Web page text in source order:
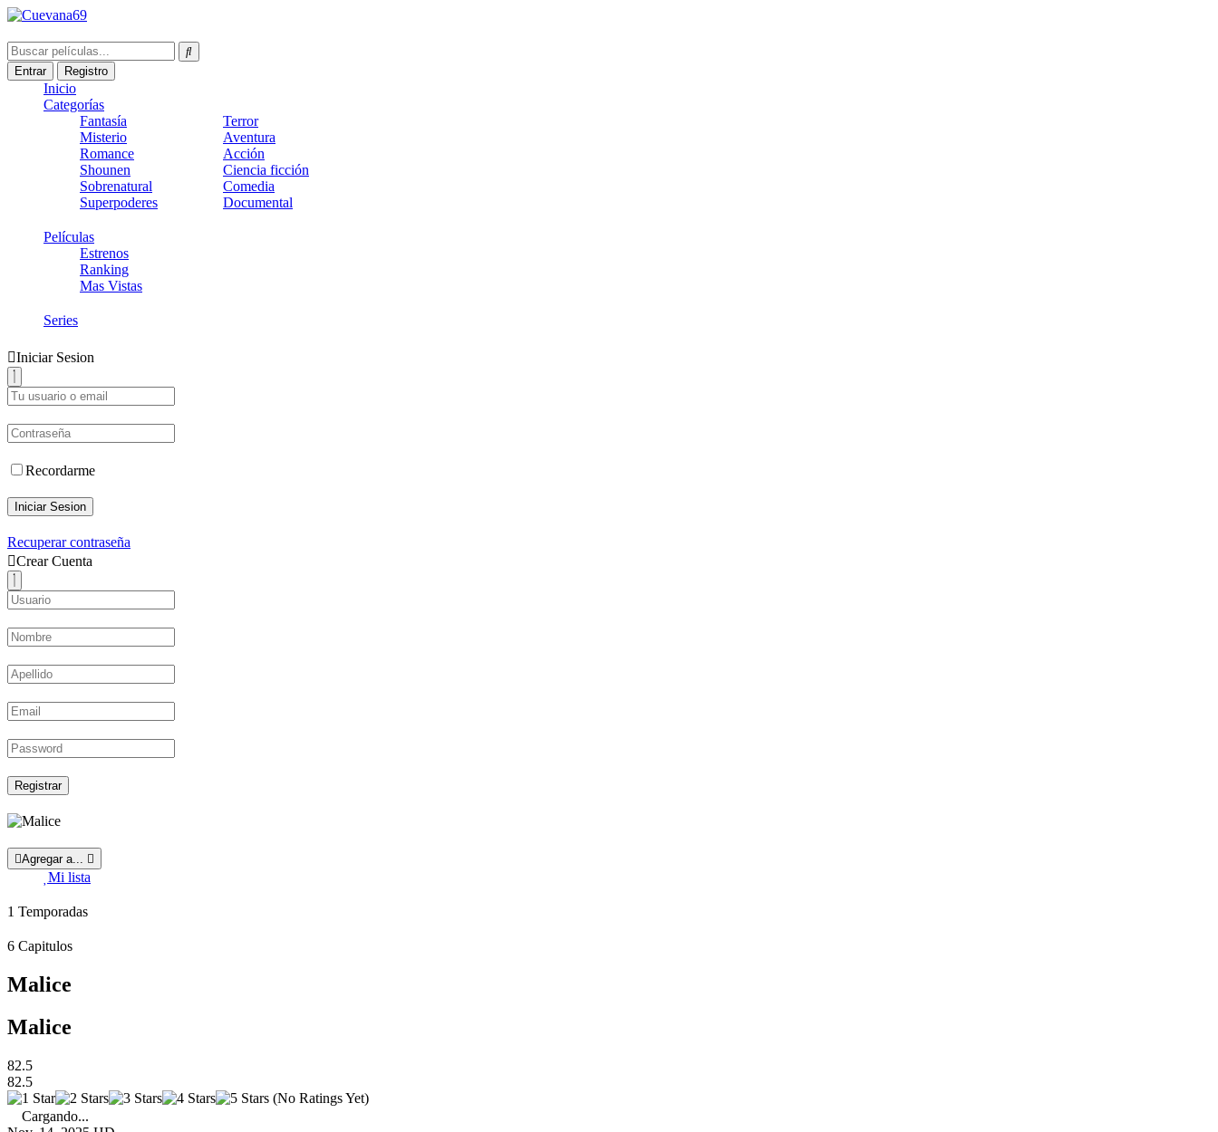
Entrar Registro
Inicio
Categorías
Fantasía
Misterio
Romance
Shounen
Sobrenatural
Superpoderes
Terror
Aventura
Acción
Ciencia ficción
Comedia
Documental
Películas
Estrenos
Ranking
Mas Vistas
Series
Iniciar Sesion
Recordarme
Iniciar Sesion
Recuperar contraseña
Crear Cuenta
Registrar
Agregar a...
Mi lista
1 Temporadas
6 Capitulos
Malice
Malice
82.5
82.5
(No Ratings Yet)
Cargando...